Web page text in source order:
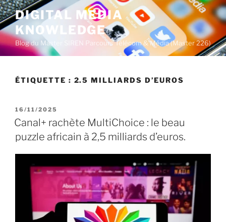
A
l
l
e
r
DIGITAL MEDIA
KNOWLEDGE
Blog du Master SIREN Parcours Télécom & Média (Master 226)
ÉTIQUETTE : 2.5 MILLIARDS D’EUROS
P
U
B
L
É
16/11/2025
Canal+ rachète MultiChoice : le beau
puzzle africain à 2,5 milliards d’euros.